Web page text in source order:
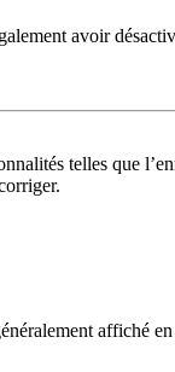
avoir
telles que
affiché